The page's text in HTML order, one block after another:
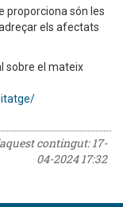
proporciona són les
els afectats
sobre el mateix
contingut:17-
04-2024 17:32